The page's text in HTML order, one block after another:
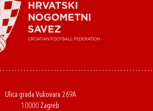
Ulica grada Vukovara 269A
10000 Zagreb